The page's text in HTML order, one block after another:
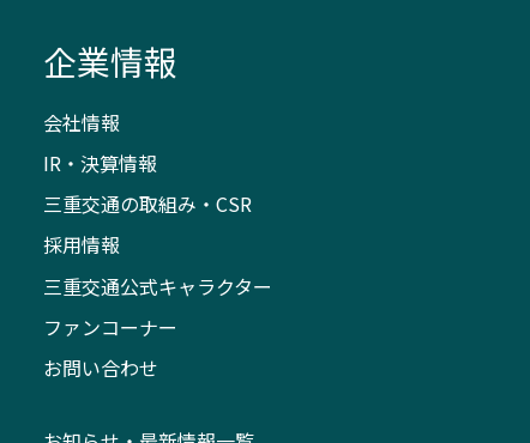
企業情報
会社情報
IR・決算情報
三重交通の取組み・CSR
採用情報
三重交通公式キャラクター
ファンコーナー
お問い合わせ